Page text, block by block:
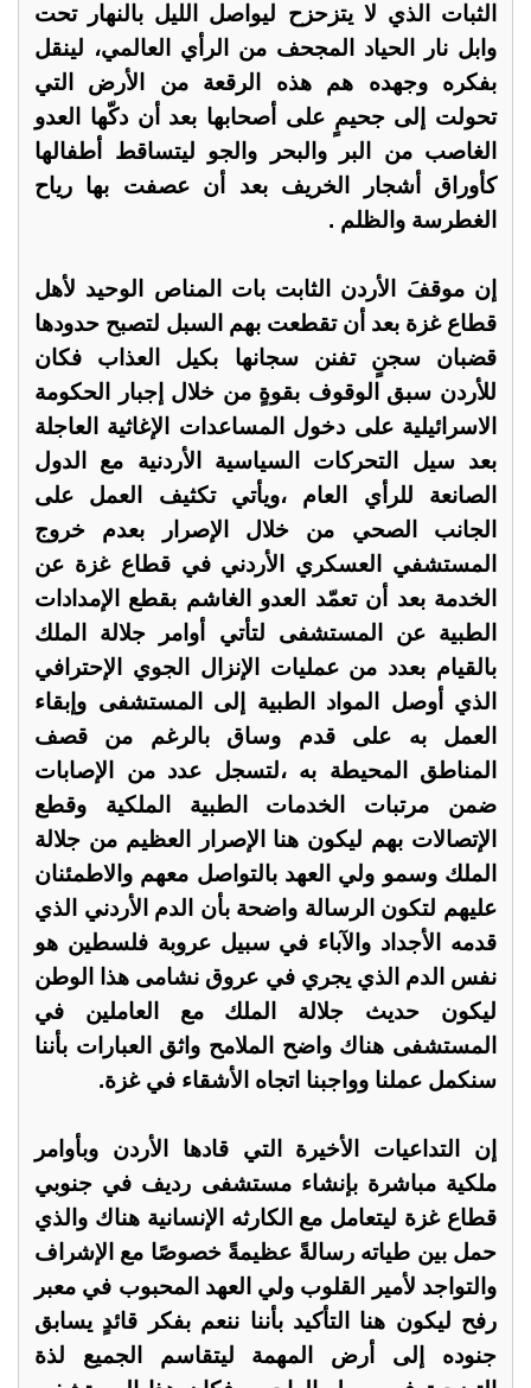
الثبات الذي لا يتزحزح ليواصل الليل بالنهار تحت
وابل نار الحياد المجحف من الرأي العالمي، لينقل
بفكره وجهده هم هذه الرقعة من الأرض التي
تحولت إلى جحيمٍ على أصحابها بعد أن دكّها العدو
الغاصب من البر والبحر والجو ليتساقط أطفالها
كأوراق أشجار الخريف بعد أن عصفت بها رياح
الغطرسة والظلم .
إن موقفَ الأردن الثابت بات المناص الوحيد لأهل
قطاع غزة بعد أن تقطعت بهم السبل لتصبح حدودها
قضبان سجنٍ تفنن سجانها بكيل العذاب فكان
للأردن سبق الوقوف بقوةٍ من خلال إجبار الحكومة
الاسرائيلية على دخول المساعدات الإغاثية العاجلة
بعد سيل التحركات السياسية الأردنية مع الدول
الصانعة للرأي العام ،ويأتي تكثيف العمل على
الجانب الصحي من خلال الإصرار بعدم خروج
المستشفي العسكري الأردني في قطاع غزة عن
الخدمة بعد أن تعمّد العدو الغاشم بقطع الإمدادات
الطبية عن المستشفى لتأتي أوامر جلالة الملك
بالقيام بعدد من عمليات الإنزال الجوي الإحترافي
الذي أوصل المواد الطبية إلى المستشفى وإبقاء
العمل به على قدم وساق بالرغم من قصف
المناطق المحيطة به ،لتسجل عدد من الإصابات
ضمن مرتبات الخدمات الطبية الملكية وقطع
الإتصالات بهم ليكون هنا الإصرار العظيم من جلالة
الملك وسمو ولي العهد بالتواصل معهم والاطمئنان
عليهم لتكون الرسالة واضحة بأن الدم الأردني الذي
قدمه الأجداد والآباء في سبيل عروبة فلسطين هو
نفس الدم الذي يجري في عروق نشامى هذا الوطن
ليكون حديث جلالة الملك مع العاملين في
المستشفى هناك واضح الملامح واثق العبارات بأننا
سنكمل عملنا وواجبنا اتجاه الأشقاء في غزة.
إن التداعيات الأخيرة التي قادها الأردن وبأوامر
ملكية مباشرة بإنشاء مستشفى رديف في جنوبي
قطاع غزة ليتعامل مع الكارثه الإنسانية هناك والذي
حمل بين طياته رسالةً عظيمةً خصوصًا مع الإشراف
والتواجد لأمير القلوب ولي العهد المحبوب في معبر
رفح ليكون هنا التأكيد بأننا ننعم بفكر قائدٍ يسابق
جنوده إلى أرض المهمة ليتقاسم الجميع لذة